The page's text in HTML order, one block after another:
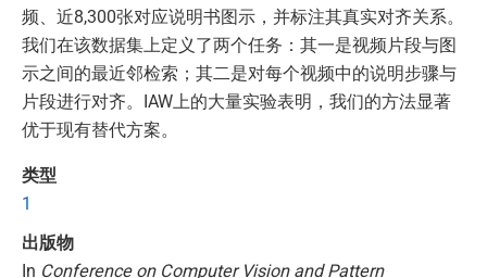
频、近8,300张对应说明书图示，并标注其真实对齐关系。
我们在该数据集上定义了两个任务：其一是视频片段与图
示之间的最近邻检索；其二是对每个视频中的说明步骤与
片段进行对齐。IAW上的大量实验表明，我们的方法显著
优于现有替代方案。
类型
1
出版物
In Conference on Computer Vision and Pattern